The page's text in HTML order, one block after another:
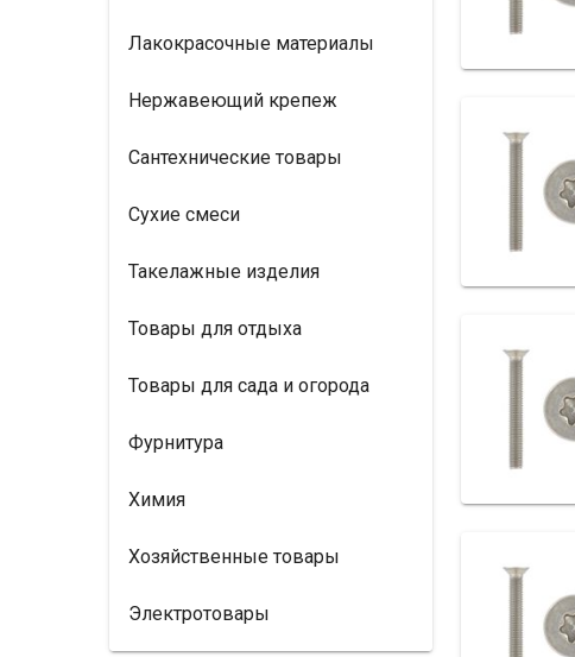
Лакокрасочные материалы
Нержавеющий крепеж
Сантехнические товары
Сухие смеси
Такелажные изделия
Товары для отдыха
Товары для сада и огорода
Фурнитура
Химия
Хозяйственные товары
Электротовары